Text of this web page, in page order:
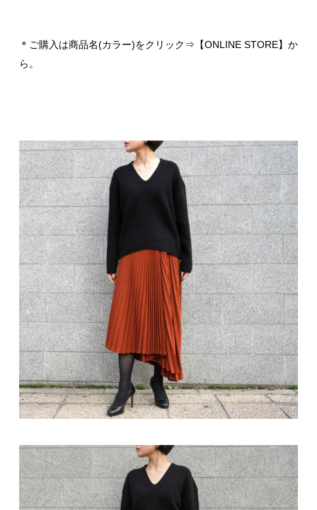
＊ご購入は商品名(カラー)をクリック⇒【ONLINE STORE】か
ら。